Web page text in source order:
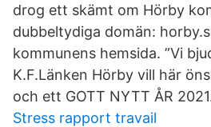
drog ett skämt om Hörby
dubbeltydiga domän:
kommunens hemsida. ”Vi
K.F.Länken Hörby vill här
och ett GOTT NYTT ÅR
Stress rapport travail